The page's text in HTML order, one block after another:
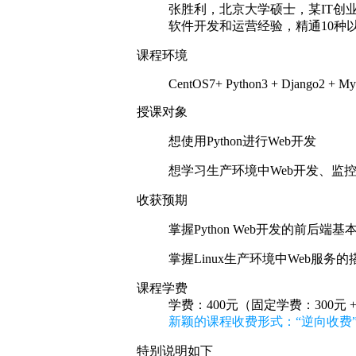
张胜利，北京大学硕士，某IT创
软件开发和运营经验，精通10种
课程环境
CentOS7+ Python3 + Django2 +
授课对象
想使用Python进行Web开发
想学习生产环境中Web开发、监
收获预期
掌握Python Web开发的前后端基
掌握Linux生产环境中Web服务
课程学费
学费：400元（固定学费：300元
新颖的课程收费形式：“逆向收
特别说明如下